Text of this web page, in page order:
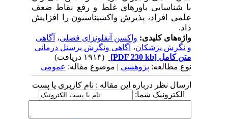
با شناسایی باورهای غلط و رفع نقاط ضعف
علمی افراد، پذیرش واکسیناسیون را افزایش
داد.
واژه‌های کلیدی:واکسن آنفلونزای فصلی،آگاهی
و نگرش پزشکان،آگاهی ونگرش پرسنل درمانی
متن کامل[PDF 230 kb]
نوع مطالعه:پژوهشي| موضوع مقاله:عمومى
ارسال نظر درباره این مقاله : نام کاربری یا پست
الکترونیک شما: